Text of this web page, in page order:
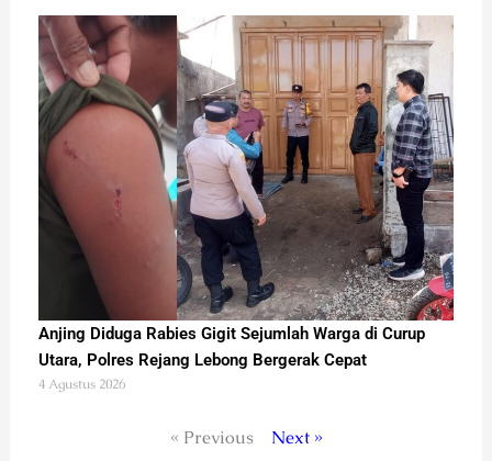
Anjing Diduga Rabies Gigit Sejumlah Warga di Curup
Utara, Polres Rejang Lebong Bergerak Cepat
4 Agustus 2026
« Previous Next »